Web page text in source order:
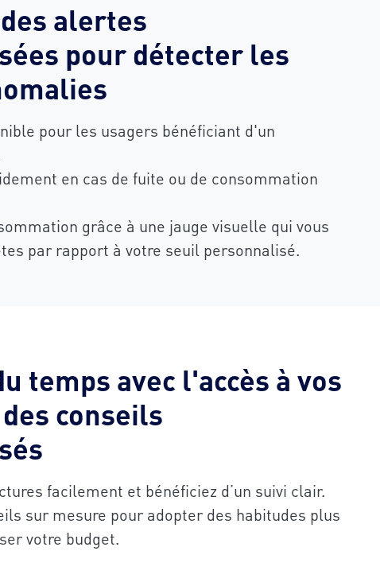
alertes
pour détecter les
pour les usagers bénéficiant d'un
en cas de fuite ou de consommation
grâce à une jauge visuelle qui vous
par rapport à votre seuil personnalisé.
temps avec l'accès à vos
conseils
facilement et bénéficiez d’un suivi clair.
sur mesure pour adopter des habitudes plus
votre budget.